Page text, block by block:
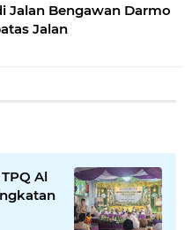
Jalan Bengawan Darmo
Jalan
Al